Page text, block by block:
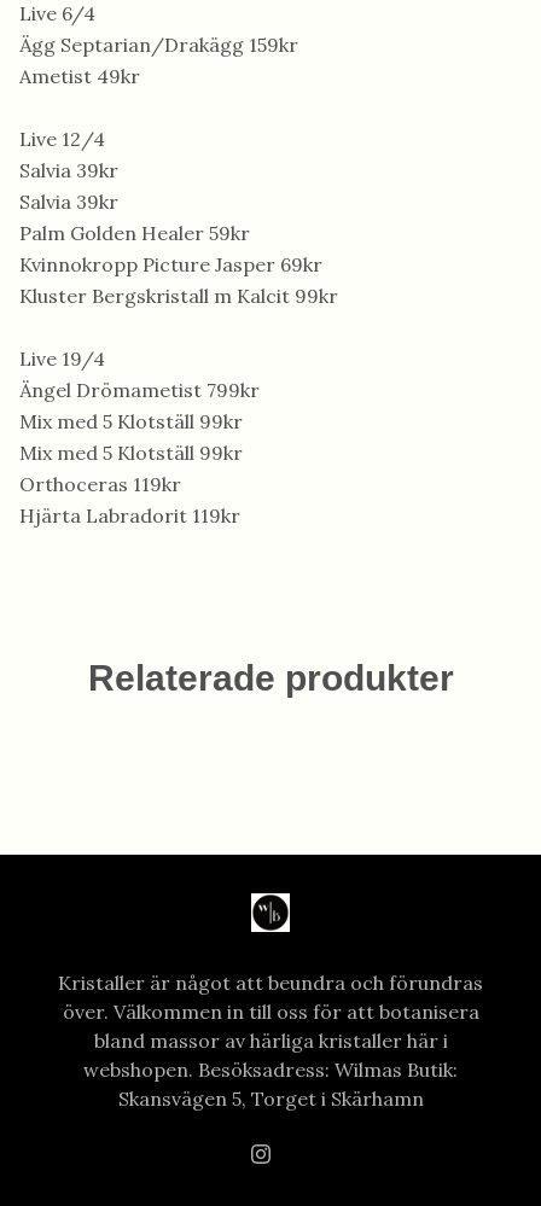
Live 6/4
Ägg Septarian/Drakägg 159kr
Ametist 49kr
Live 12/4
Salvia 39kr
Salvia 39kr
Palm Golden Healer 59kr
Kvinnokropp Picture Jasper 69kr
Kluster Bergskristall m Kalcit 99kr
Live 19/4
Ängel Drömametist 799kr
Mix med 5 Klotställ 99kr
Mix med 5 Klotställ 99kr
Orthoceras 119kr
Hjärta Labradorit 119kr
Relaterade produkter
Kristaller är något att beundra och förundras
över. Välkommen in till oss för att botanisera
bland massor av härliga kristaller här i
webshopen. Besöksadress: Wilmas Butik:
Skansvägen 5, Torget i Skärhamn